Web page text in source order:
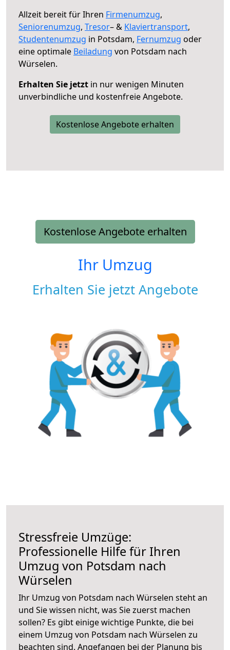
Allzeit bereit für Ihren Firmenumzug,
Seniorenumzug, Tresor– & Klaviertransport,
Studentenumzug in Potsdam, Fernumzug oder
eine optimale Beiladung von Potsdam nach
Würselen.
Erhalten Sie jetzt in nur wenigen Minuten
unverbindliche und kostenfreie Angebote.
Kostenlose Angebote erhalten
Kostenlose Angebote erhalten
Ihr Umzug
Erhalten Sie jetzt Angebote
Stressfreie Umzüge:
Professionelle Hilfe für Ihren
Umzug von Potsdam nach
Würselen
Ihr Umzug von Potsdam nach Würselen steht an
und Sie wissen nicht, was Sie zuerst machen
sollen? Es gibt einige wichtige Punkte, die bei
einem Umzug von Potsdam nach Würselen zu
beachten sind. Angefangen bei der Planung bis